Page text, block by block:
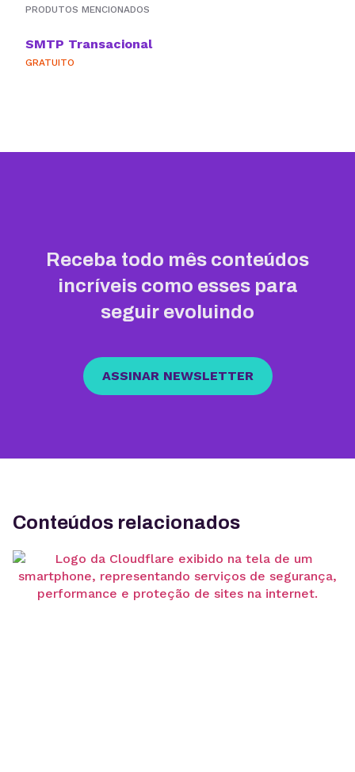
PRODUTOS MENCIONADOS
SMTP Transacional
GRATUITO
Receba todo mês conteúdos
incríveis como esses para
seguir evoluindo
ASSINAR NEWSLETTER
Conteúdos relacionados